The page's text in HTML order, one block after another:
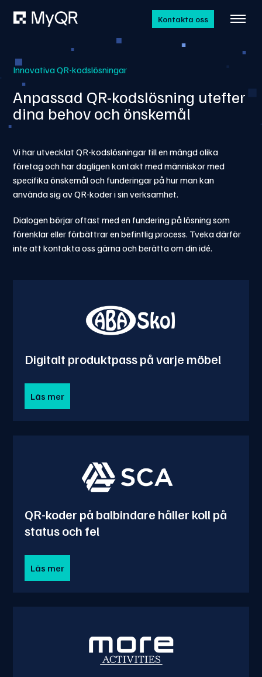
Kontakta oss
Innovativa QR-kodslösningar
Anpassad QR-kodslösning utefter
dina behov och önskemål
Vi har utvecklat QR-kodslösningar till en mängd olika
företag och har dagligen kontakt med människor med
specifika önskemål och funderingar på hur man kan
använda sig av QR-koder i sin verksamhet.
Dialogen börjar oftast med en fundering på lösning som
förenklar eller förbättrar en befintlig process. Tveka därför
inte att kontakta oss gärna och berätta om din idé.
Digitalt produktpass på varje möbel
Läs mer
QR-koder på balbindare håller koll på
status och fel
Läs mer